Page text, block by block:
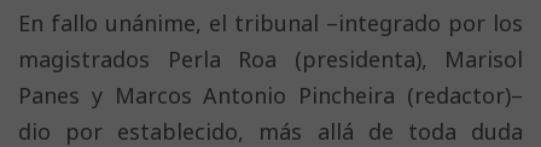
En fallo unánime, el tribunal –integrado por los
magistrados Perla Roa (presidenta), Marisol
Panes y Marcos Antonio Pincheira (redactor)–
dio por establecido, más allá de toda duda